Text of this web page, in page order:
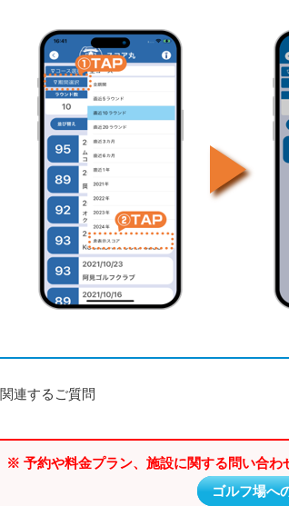
関連するご質問
※ 予約や料金プラン、施設に関する問い合わ
ゴルフ場へ